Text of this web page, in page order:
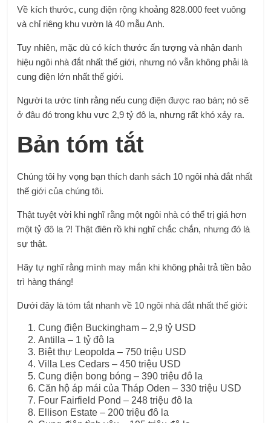
Về kích thước, cung điện rộng khoảng 828.000 feet vuông
và chỉ riêng khu vườn là 40 mẫu Anh.
Tuy nhiên, mặc dù có kích thước ấn tượng và nhận danh
hiệu ngôi nhà đắt nhất thế giới, nhưng nó vẫn không phải là
cung điện lớn nhất thế giới.
Người ta ước tính rằng nếu cung điện được rao bán; nó sẽ
ở đâu đó trong khu vực 2,9 tỷ đô la, nhưng rất khó xảy ra.
Bản tóm tắt
Chúng tôi hy vọng bạn thích danh sách 10 ngôi nhà đắt nhất
thế giới của chúng tôi.
Thật tuyệt vời khi nghĩ rằng một ngôi nhà có thể trị giá hơn
một tỷ đô la ?! Thật điên rồ khi nghĩ chắc chắn, nhưng đó là
sự thật.
Hãy tự nghĩ rằng mình may mắn khi không phải trả tiền bảo
trì hàng tháng!
Dưới đây là tóm tắt nhanh về 10 ngôi nhà đắt nhất thế giới:
Cung điện Buckingham – 2,9 tỷ USD
Antilla – 1 tỷ đô la
Biệt thự Leopolda – 750 triệu USD
Villa Les Cedars – 450 triệu USD
Cung điện bong bóng – 390 triệu đô la
Căn hộ áp mái của Tháp Oden – 330 triệu USD
Four Fairfield Pond – 248 triệu đô la
Ellison Estate – 200 triệu đô la